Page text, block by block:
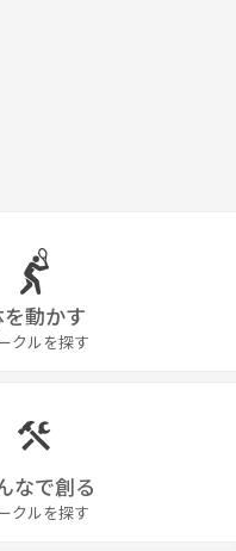
動かす
クルを探す
なで創る
クルを探す